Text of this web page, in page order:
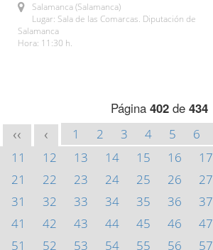
Salamanca (Salamanca)
Lugar: Sala de las Comarcas. Diputación de
Salamanca
Hora: 11:30 h.
Página 402de 434
<< < 1 2 3 4 5 6
11
12 13 14 15 16 17
21
22 23 24 25 26 27
31
32 33 34 35 36 37
41
42 43 44 45 46 47
51
52 53 54 55 56 57